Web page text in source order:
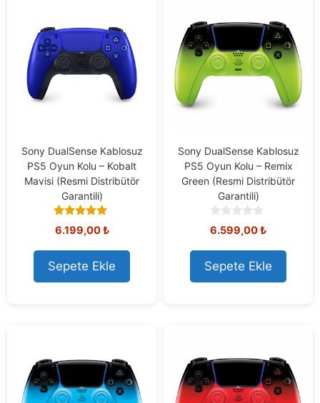
Sony DualSense Kablosuz
PS5 Oyun Kolu – Kobalt
Mavisi (Resmi Distribütör
Garantili)
5.00
out of 5
6.199,00₺
Sepete Ekle
Sony DualSense Kablosuz
PS5 Oyun Kolu – Remix
Green (Resmi Distribütör
Garantili)
0
o
u
t
o
f
6.599,00₺
Sepete Ekle